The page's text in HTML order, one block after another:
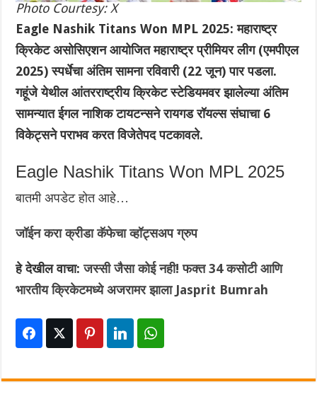
Photo Courtesy: X
Eagle Nashik Titans Won MPL 2025: महाराष्ट्र
क्रिकेट असोसिएशन आयोजित महाराष्ट्र प्रीमियर लीग (एमपीएल
2025) स्पर्धेचा अंतिम सामना रविवारी (22 जून) पार पडला.
गहूंजे येथील आंतरराष्ट्रीय क्रिकेट स्टेडियमवर झालेल्या अंतिम
सामन्यात ईगल नाशिक टायटन्सने रायगड रॉयल्स संघाचा 6
विकेट्सने पराभव करत विजेतेपद पटकावले.
Eagle Nashik Titans Won MPL 2025
बातमी अपडेट होत आहे…
जॉईन करा क्रीडा कॅफेचा व्हॉट्सअप ग्रुप
हे देखील वाचा:जस्सी जैसा कोई नही! फक्त 34 कसोटी आणि
भारतीय क्रिकेटमध्ये अजरामर झाला Jasprit Bumrah